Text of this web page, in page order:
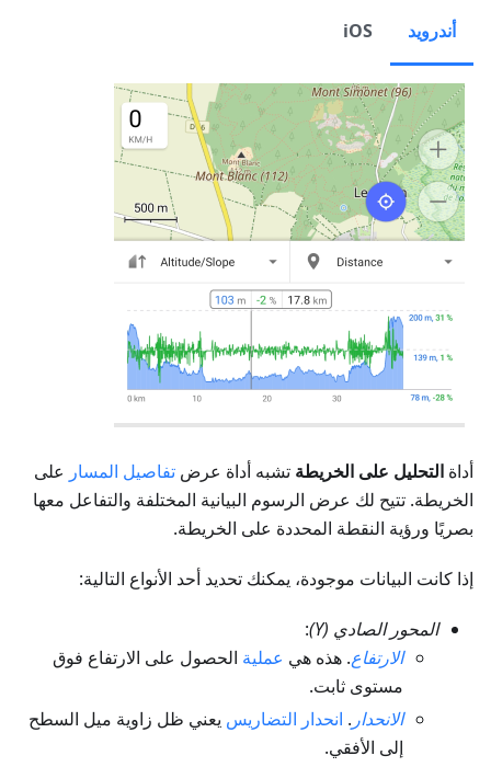
أندرويد iOS
أداة التحليل على الخريطة تشبه أداة عرض تفاصيل المسار على
الخريطة. تتيح لك عرض الرسوم البيانية المختلفة والتفاعل معها
بصريًا ورؤية النقطة المحددة على الخريطة.
إذا كانت البيانات موجودة، يمكنك تحديد أحد الأنواع التالية:
المحور الصادي (Y)
:
الارتفاع. هذه هي عملية الحصول على الارتفاع فوق
مستوى ثابت.
الانحدار . انحدار التضاريس يعني ظل زاوية ميل السطح
إلى الأفقي.